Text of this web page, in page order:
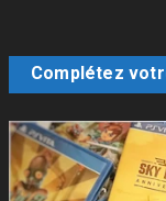
Complétez